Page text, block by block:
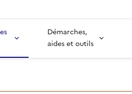
Démarches,
aides et outils